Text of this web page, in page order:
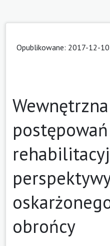
Opublikowane: 2017-12-10
postępowań
obrońcy